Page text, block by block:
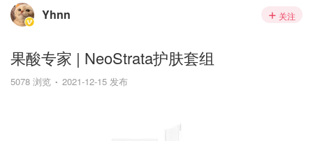
Yhnn 关注
果酸专家 | NeoStrata护肤套组
5078 浏览 2021-12-15 发布